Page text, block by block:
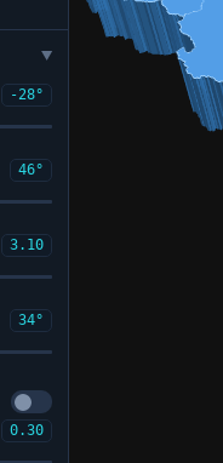
▶
-28°
46°
3.10
34°
0.30